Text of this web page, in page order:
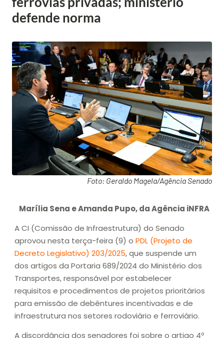
defende norma
Foto: Geraldo Magela/Agência Senado
Marília Sena e Amanda Pupo, da Agência iNFRA
A CI (Comissão de Infraestrutura) do Senado
aprovou nesta terça-feira (9) o PDL (Projeto de
Decreto Legislativo) 203/2025, que suspende um
dos artigos da Portaria 689/2024 do Ministério dos
Transportes, responsável por estabelecer
requisitos e procedimentos de projetos prioritários
para emissão de debêntures incentivadas e de
infraestrutura nos setores rodoviário e ferroviário.
A discordância dos senadores foi sobre o artigo 4º